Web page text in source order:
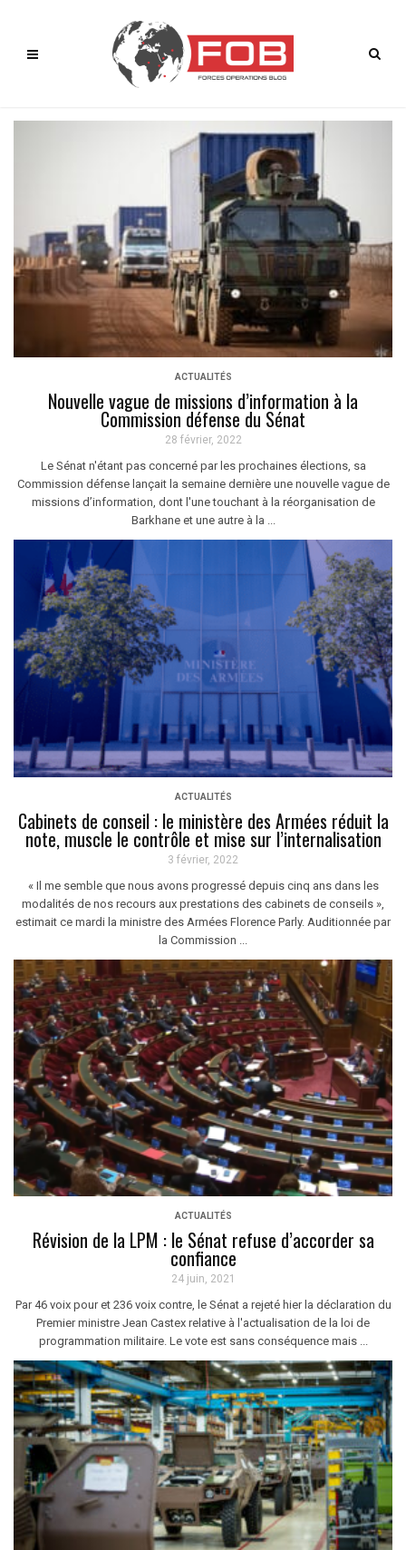
ACTUALITÉS
Nouvelle vague de missions d’information à la
Commission défense du Sénat
28 février, 2022
Le Sénat n'étant pas concerné par les prochaines élections, sa
Commission défense lançait la semaine dernière une nouvelle vague de
missions d’information, dont l'une touchant à la réorganisation de
Barkhane et une autre à la ...
ACTUALITÉS
Cabinets de conseil : le ministère des Armées réduit la
note, muscle le contrôle et mise sur l’internalisation
3 février, 2022
« Il me semble que nous avons progressé depuis cinq ans dans les
modalités de nos recours aux prestations des cabinets de conseils »,
estimait ce mardi la ministre des Armées Florence Parly. Auditionnée par
la Commission ...
ACTUALITÉS
Révision de la LPM : le Sénat refuse d’accorder sa
confiance
24 juin, 2021
Par 46 voix pour et 236 voix contre, le Sénat a rejeté hier la déclaration du
Premier ministre Jean Castex relative à l'actualisation de la loi de
programmation militaire. Le vote est sans conséquence mais ...